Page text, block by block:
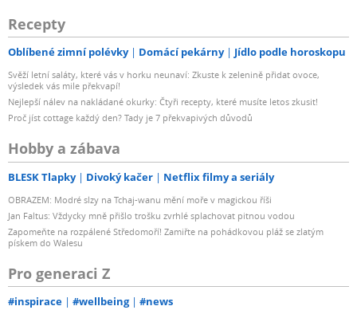
Recepty
Oblíbené zimní polévky Domácí pekárny Jídlo podle horoskopu
Svěží letní saláty, které vás v horku neunaví: Zkuste k zelenině přidat ovoce,
výsledek vás mile překvapí!
Nejlepší nálev na nakládané okurky: Čtyři recepty, které musíte letos zkusit!
Proč jíst cottage každý den? Tady je 7 překvapivých důvodů
Hobby a zábava
BLESK Tlapky Divoký kačer Netflix filmy a seriály
OBRAZEM: Modré slzy na Tchaj-wanu mění moře v magickou říši
Jan Faltus: Vždycky mně přišlo trošku zvrhlé splachovat pitnou vodou
Zapomeňte na rozpálené Středomoří! Zamiřte na pohádkovou pláž se zlatým
pískem do Walesu
Pro generaci Z
#inspirace #wellbeing #news